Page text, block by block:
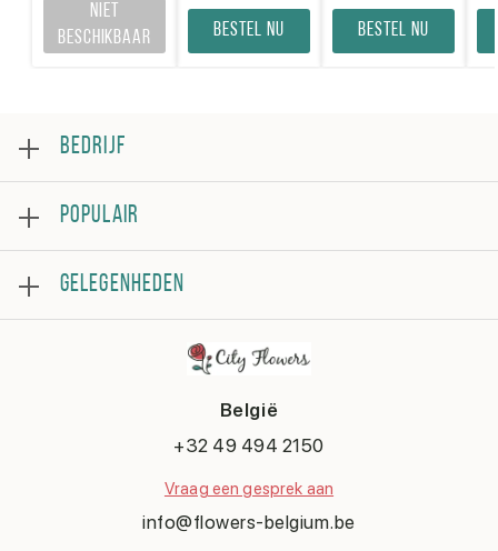
Niet
beschikbaar
Bestel nu Bestel nu
België
+32 49 494 2150
Vraag een gesprek aan
info@flowers-belgium.be
BEDRIJF
Beoordeling
Veelgestelde vragen
Algemene voorwaarden
Privacybeleid
Contacteer ons
POPULAIR
Rozen
Boeketten
GELEGENHEDEN